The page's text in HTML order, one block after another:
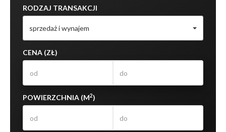
RODZAJ TRANSAKCJI
sprzedaż i wynajem
CENA (ZŁ)
POWIERZCHNIA (M2)